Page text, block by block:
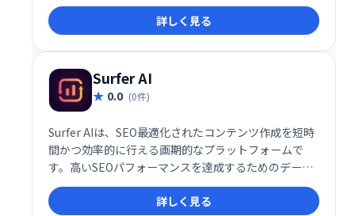
詳しく見る
Surfer AI
0.0 (0件)
Surfer AIは、SEO最適化されたコンテンツ作成を短時
間かつ効率的に行える画期的なプラットフォームで
す。高いSEOパフォーマンスを達成するためのデータ
駆動型アプローチと、ブランドの一貫性を保ちながら
カスタマイズ可能なコンテンツ生成機能を提供。
詳しく見る